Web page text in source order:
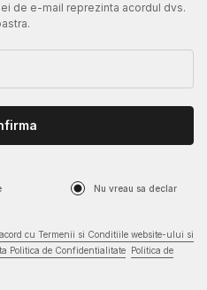
de e-mail reprezinta acordul dvs.
Nu vreau sa declar
cu Termenii si Conditiile website-ului si
Politica de Confidentialitate Politica de